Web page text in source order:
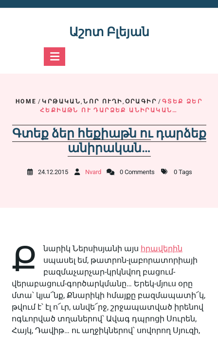
Աշոտ Բլեյան
HOME / ԿՐԹԱԿԱՆ,ՆՈՐ ՈՒՂԻ, ՕՐԱԳԻՐ / ԳՏԵՔ ՁԵՐ
ՀԵՔԻԱԹՆ ՈՒ ԴԱՐՁԵՔ ԱՆԻՐԱԿԱՆ…
Գտեք ձեր հեքիաթն ու դարձեք
անիրական…
24.12.2015 Nvard 0 Comments 0 Tags
Ք նարիկ Ներսիսյանի այս հրավերին
սպասել եմ, թատրոն-լաբորատորիայի
բազմաչարչար-կրկնվող բացում-
վերաբացում-գործարկմանը… Երեկ-մյուս օրը
մտա՝ կյա՜նք, Քնարիկի հմայքը բազմապատի՜կ,
թվում է՝ էլ ո՜ւր, անվե՜րջ, շրջապատված իրենով
ոգևորված տղաներով՝ Ավագ դպրոցի Սուրեն,
Հայկ, Դավիթ… ու աղջիկներով՝ սովորող Սյուզի,